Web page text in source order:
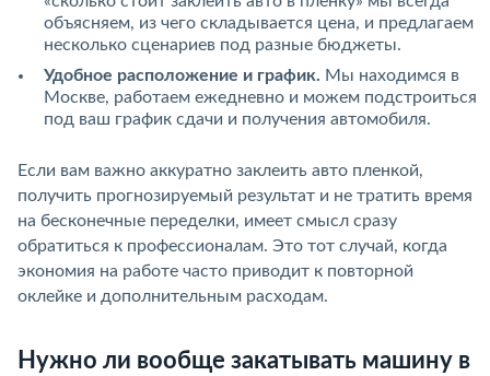
объясняем, из чего складывается цена, и предлагаем
несколько сценариев под разные бюджеты.
Удобное расположение и график. Мы находимся в
Москве, работаем ежедневно и можем подстроиться
под ваш график сдачи и получения автомобиля.
Если вам важно аккуратно заклеить авто пленкой,
получить прогнозируемый результат и не тратить время
на бесконечные переделки, имеет смысл сразу
обратиться к профессионалам. Это тот случай, когда
экономия на работе часто приводит к повторной
оклейке и дополнительным расходам.
Нужно ли вообще закатывать машину в